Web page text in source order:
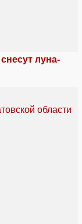
луна-